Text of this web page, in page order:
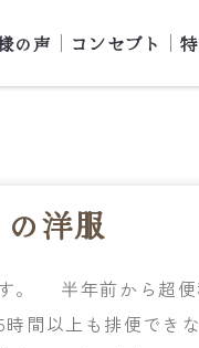
の声 コンセプト
洋服
。 半年前から超便
間以上も排便でき